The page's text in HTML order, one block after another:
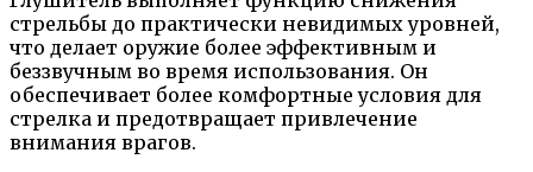
стрельбы до практически невидимых уровней,
что делает оружие более эффективным и
беззвучным во время использования. Он
обеспечивает более комфортные условия для
стрелка и предотвращает привлечение
внимания врагов.